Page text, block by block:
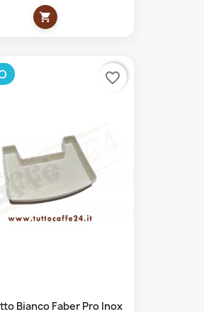
shopping_cart
Bianco Faber Pro Inox
favorite_border